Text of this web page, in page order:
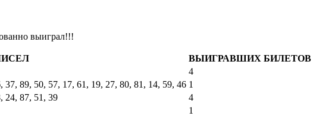
выиграл!!!
ВЫИГРАВШИХ БИЛЕТОВ
4
89, 50, 57, 17, 61, 19, 27, 80, 81, 14, 59, 46 1
24, 87, 51, 39 4
1